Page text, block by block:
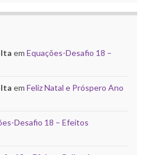
em Equações-Desafio 18 –
em Feliz Natal e Próspero Ano
Desafio 18 – Efeitos